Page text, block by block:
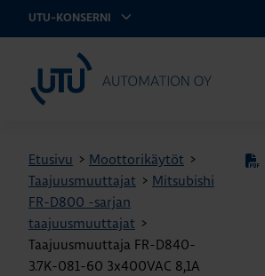
UTU-KONSERNI
UTU Automation
Etusivu > Moottorikäytöt >
Taajuusmuuttajat > Mitsubishi
FR-D800 -sarjan
taajuusmuuttajat >
Taajuusmuuttaja FR-D840-
3.7K-081-60 3x400VAC 8,1A